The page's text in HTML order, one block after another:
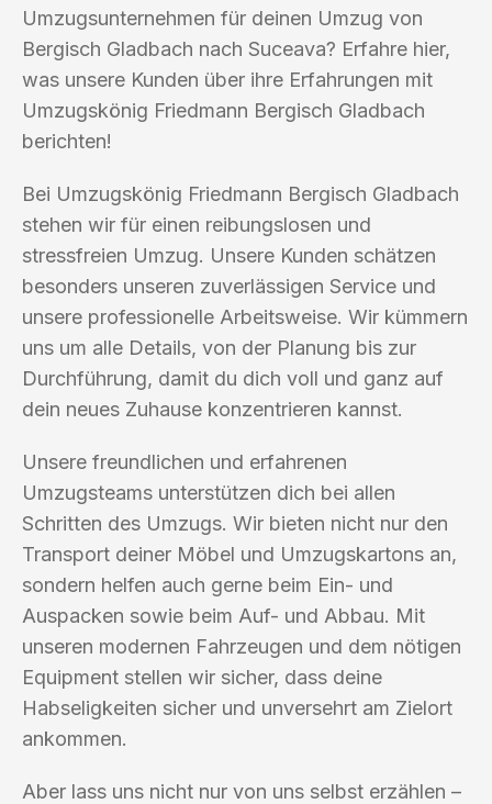
Umzugsunternehmen für deinen Umzug von
Bergisch Gladbach nach Suceava? Erfahre hier,
was unsere Kunden über ihre Erfahrungen mit
Umzugskönig Friedmann Bergisch Gladbach
berichten!
Bei Umzugskönig Friedmann Bergisch Gladbach
stehen wir für einen reibungslosen und
stressfreien Umzug. Unsere Kunden schätzen
besonders unseren zuverlässigen Service und
unsere professionelle Arbeitsweise. Wir kümmern
uns um alle Details, von der Planung bis zur
Durchführung, damit du dich voll und ganz auf
dein neues Zuhause konzentrieren kannst.
Unsere freundlichen und erfahrenen
Umzugsteams unterstützen dich bei allen
Schritten des Umzugs. Wir bieten nicht nur den
Transport deiner Möbel und Umzugskartons an,
sondern helfen auch gerne beim Ein- und
Auspacken sowie beim Auf- und Abbau. Mit
unseren modernen Fahrzeugen und dem nötigen
Equipment stellen wir sicher, dass deine
Habseligkeiten sicher und unversehrt am Zielort
ankommen.
Aber lass uns nicht nur von uns selbst erzählen –